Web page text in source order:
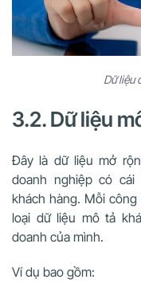
Dữ liệu
3.2. Dữ liệu
Đây là dữ liệu mở
doanh nghiệp có
khách hàng. Mỗi
loại dữ liệu mô tả
doanh của mình.
Ví dụ bao gồm: